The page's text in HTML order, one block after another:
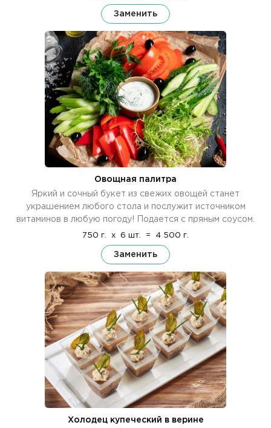
Заменить
Овощная палитра
Яркий и сочный букет из свежих овощей станет
украшением любого стола и послужит источником
витаминов в любую погоду! Подается с пряным соусом.
750 г. x 6 шт. = 4 500 г.
Заменить
Холодец купеческий в верине